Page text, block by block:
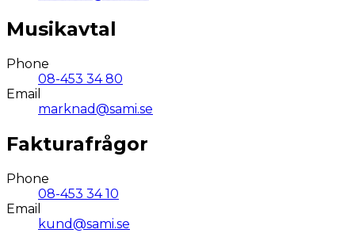
Musikavtal
Phone
08-453 34 80
Email
marknad@sami.se
Fakturafrågor
Phone
08-453 34 10
Email
kund@sami.se